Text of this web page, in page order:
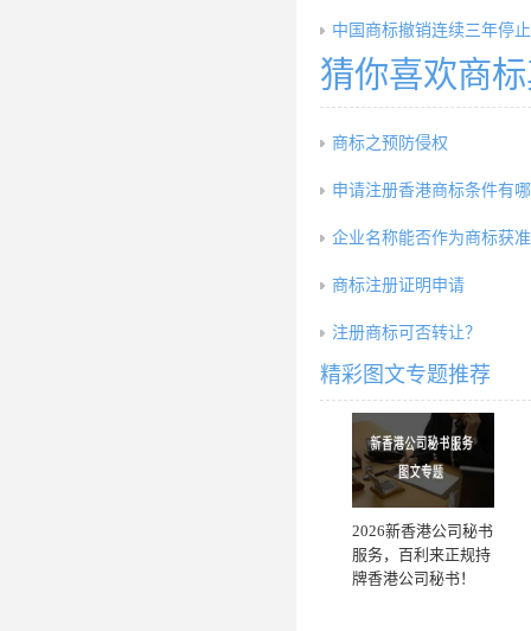
中国商标撤销连续三年停
猜你喜欢商
商标之预防侵权
申请注册香港商标条件有
企业名称能否作为商标获
商标注册证明申请
注册商标可否转让？
精彩图文专题推荐
2026新香港公司秘书
服务，百利来正规持
牌香港公司秘书！